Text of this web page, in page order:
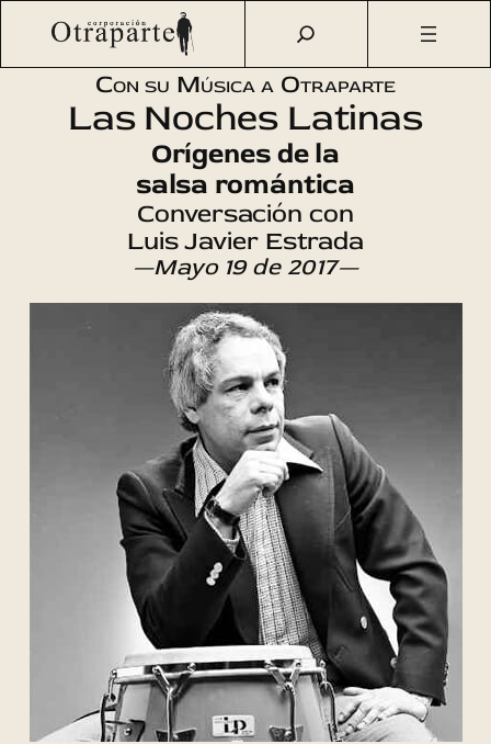
Saltar
Otraparte.org/Agenda Cultural Música
Orígenes de la
Con su Música a Otraparte
Las Noches Latinas
Orígenes de la
salsa romántica
Conversación con
Luis Javier Estrada
—Mayo 19 de 2017—